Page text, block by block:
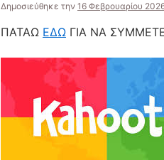
Δημοσιεύθηκε την 16 Φεβρουαρίου
ΠΑΤΑΩ ΕΔΩ ΓΙΑ ΝΑ